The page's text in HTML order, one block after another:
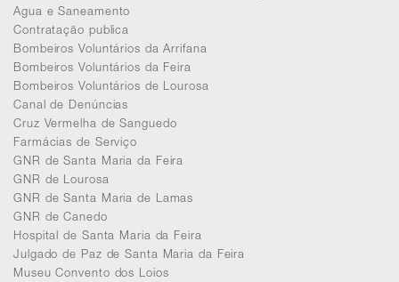
Agua e Saneamento
Contratação publica
Bombeiros Voluntários da Arrifana
Bombeiros Voluntários da Feira
Bombeiros Voluntários de Lourosa
Canal de Denúncias
Cruz Vermelha de Sanguedo
Farmácias de Serviço
GNR de Santa Maria da Feira
GNR de Lourosa
GNR de Santa Maria de Lamas
GNR de Canedo
Hospital de Santa Maria da Feira
Julgado de Paz de Santa Maria da Feira
Museu Convento dos Loios